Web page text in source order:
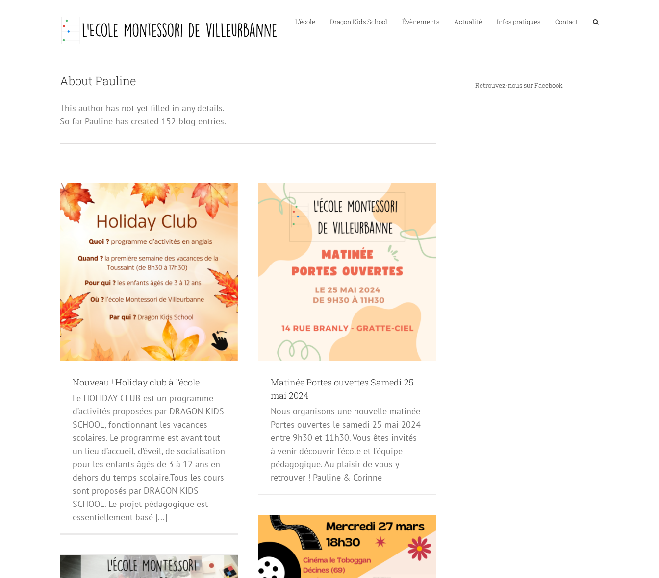
L’école Dragon Kids School Évènements Actualité Infos pratiques Contact
About Pauline
This author has not yet filled in any details.
So far Pauline has created 152 blog entries.
Nouveau ! Holiday club à l’école
Le HOLIDAY CLUB est un programme
d’activités proposées par DRAGON KIDS
SCHOOL, fonctionnant les vacances
scolaires. Le programme est avant tout
un lieu d’accueil, d’éveil, de socialisation
pour les enfants âgés de 3 à 12 ans en
dehors du temps scolaire.Tous les cours
sont proposés par DRAGON KIDS
SCHOOL. Le projet pédagogique est
essentiellement basé [...]
Matinée Portes ouvertes Samedi 25 mai 2024
Évènements à venir
Matinée Portes ouvertes Samedi 25
mai 2024
Nous organisons une nouvelle matinée
Portes ouvertes le samedi 25 mai 2024
entre 9h30 et 11h30. Vous êtes invités
à venir découvrir l'école et l'équipe
pédagogique. Au plaisir de vous y
retrouver ! Pauline & Corinne
Retrouvez-nous sur Facebook